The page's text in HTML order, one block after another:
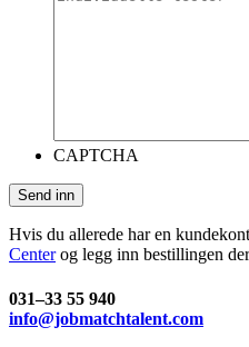
CAPTCHA
Hvis du allerede har en
Centerog legg inn bestillingen
031–33 55 940
info@jobmatchtalent.com